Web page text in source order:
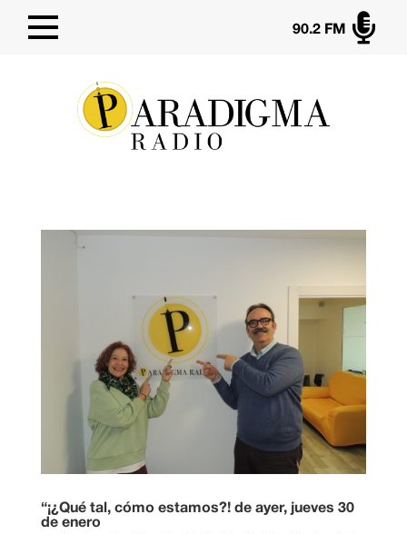

90.2 FM
“¡¿Qué tal, cómo estamos?! de ayer, jueves 30
de enero